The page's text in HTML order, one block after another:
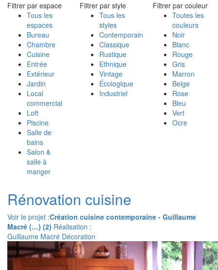
Filtrer par espace
Tous les
espaces
Bureau
Chambre
Cuisine
Entrée
Extérieur
Jardin
Local
commercial
Loft
Piscine
Salle de
bains
Salon &
salle à
manger
Filtrer par style
Tous les
styles
Contemporain
Classique
Rustique
Ethnique
Vintage
Écologique
Industriel
Filtrer par couleur
Toutes les
couleurs
Noir
Blanc
Rouge
Gris
Marron
Beige
Rose
Bleu
Vert
Ocre
Rénovation cuisine
Voir le projet :Création cuisine contemporaine - Guillaume
Macré (…) (2) Réalisation :
Guillaume Macré Décoration